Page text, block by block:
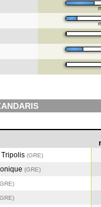
(GRE)
(GRE)
)
)